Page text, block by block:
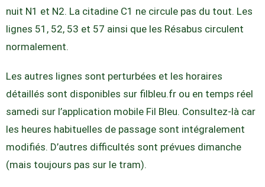
nuit N1 et N2. La citadine C1 ne circule pas du tout. Les
lignes 51, 52, 53 et 57 ainsi que les Résabus circulent
normalement.
Les autres lignes sont perturbées et les horaires
détaillés sont disponibles sur filbleu.fr ou en temps réel
samedi sur l’application mobile Fil Bleu. Consultez-là car
les heures habituelles de passage sont intégralement
modifiés. D’autres difficultés sont prévues dimanche
(mais toujours pas sur le tram).